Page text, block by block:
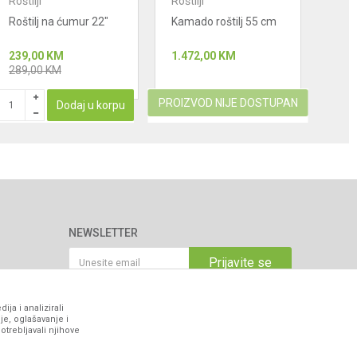
Roštilj na ćumur 22"
239,00 KM
289,00KM
Dodaj u korpu
Kamado roštilj 55 cm
1.472,00 KM
PROIZVOD NIJE DOSTUPAN
NEWSLETTER
Prijavite se
i analizirali
oglašavanje i
njihove